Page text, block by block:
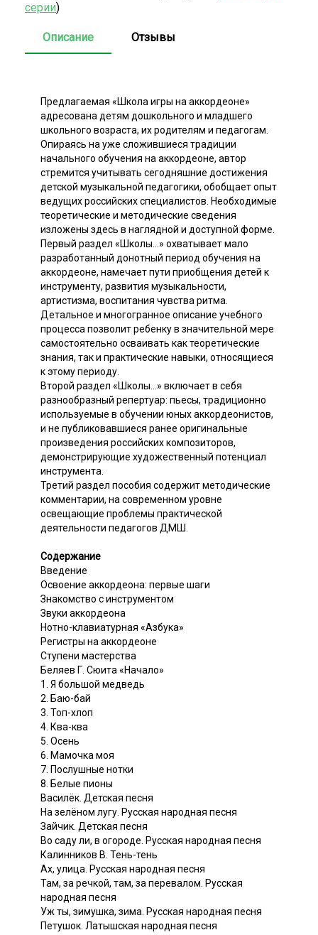
серии)
Описание Отзывы
Предлагаемая «Школа игры на аккордеоне»
адресована детям дошкольного и младшего
школьного возраста, их родителям и педагогам.
Опираясь на уже сложившиеся традиции
начального обучения на аккордеоне, автор
стремится учитывать сегодняшние достижения
детской музыкальной педагогики, обобщает опыт
ведущих российских специалистов. Необходимые
теоретические и методические сведения
изложены здесь в наглядной и доступной форме.
Первый раздел «Школы...» охватывает мало
разработанный донотный период обучения на
аккордеоне, намечает пути приобщения детей к
инструменту, развития музыкальности,
артистизма, воспитания чувства ритма.
Детальное и многогранное описание учебного
процесса позволит ребенку в значительной мере
самостоятельно осваивать как теоретические
знания, так и практические навыки, относящиеся
к этому периоду.
Второй раздел «Школы...» включает в себя
разнообразный репертуар: пьесы, традиционно
используемые в обучении юных аккордеонистов,
и не публиковавшиеся ранее оригинальные
произведения российских композиторов,
демонстрирующие художественный потенциал
инструмента.
Третий раздел пособия содержит методические
комментарии, на современном уровне
освещающие проблемы практической
деятельности педагогов ДМШ.
Содержание
Введение
Освоение аккордеона: первые шаги
Знакомство с инструментом
Звуки аккордеона
Нотно-клавиатурная «Азбука»
Регистры на аккордеоне
Ступени мастерства
Беляев Г. Сюита «Начало»
1. Я большой медведь
2. Баю-бай
3. Топ-хлоп
4. Ква-ква
5. Осень
6. Мамочка моя
7. Послушные нотки
8. Белые пионы
Василёк. Детская песня
На зелёном лугу. Русская народная песня
Зайчик. Детская песня
Во саду ли, в огороде. Русская народная песня
Калинников В. Тень-тень
Ах, улица. Русская народная песня
Там, за речкой, там, за перевалом. Русская
народная песня
Уж ты, зимушка, зима. Русская народная песня
Петушок. Латышская народная песня